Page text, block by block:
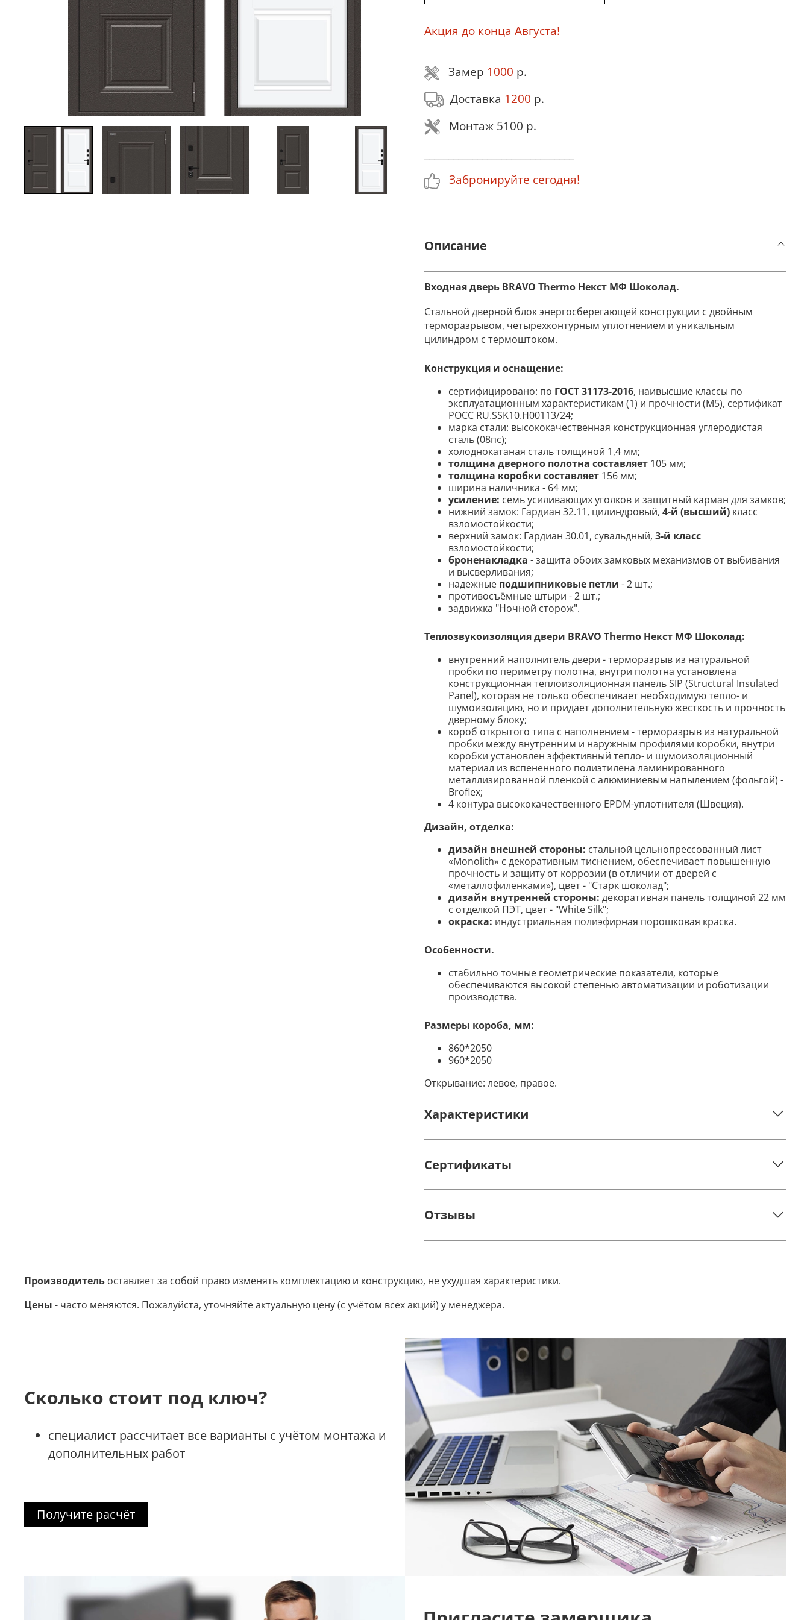
Акция до конца Августа!
Замер 1000 р.
Доставка 1200 р.
Монтаж 5100 р.
Забронируйте сегодня!
Описание
Входная дверь BRAVO Thermo Некст МФ Шоколад.
Стальной дверной блок энергосберегающей конструкции с двойным
терморазрывом, четырехконтурным уплотнением и уникальным
цилиндром с термоштоком.
Конструкция и оснащение:
сертифицировано: по ГОСТ 31173-2016, наивысшие классы по
эксплуатационным характеристикам (1) и прочности (М5), сертификат
POCC RU.SSK10.H00113/24;
марка стали: высококачественная конструкционная углеродистая
сталь (08пс);
холоднокатаная сталь толщиной 1,4 мм;
толщина дверного полотна составляет 105 мм;
толщина коробки составляет 156 мм;
ширина наличника - 64 мм;
усиление: семь усиливающих уголков и защитный карман для замков;
нижний замок: Гардиан 32.11, цилиндровый, 4-й (высший) класс
взломостойкости;
верхний замок: Гардиан 30.01, сувальдный, 3-й класс
взломостойкости;
броненакладка - защита обоих замковых механизмов от выбивания
и высверливания;
надежные подшипниковые петли - 2 шт.;
противосъёмные штыри - 2 шт.;
задвижка "Ночной сторож".
Теплозвукоизоляция двери BRAVO Thermo Некст МФ Шоколад:
внутренний наполнитель двери - терморазрыв из натуральной
пробки по периметру полотна, внутри полотна установлена
конструкционная теплоизоляционная панель SIP (Structural Insulated
Panel), которая не только обеспечивает необходимую тепло- и
шумоизоляцию, но и придает дополнительную жесткость и прочность
дверному блоку;
короб открытого типа с наполнением - терморазрыв из натуральной
пробки между внутренним и наружным профилями коробки, внутри
коробки установлен эффективный тепло- и шумоизоляционный
материал из вспененного полиэтилена ламинированного
металлизированной пленкой с алюминиевым напылением (фольгой) -
Broflex;
4 контура высококачественного EPDM-уплотнителя (Швеция).
Дизайн, отделка:
дизайн внешней стороны: стальной цельнопрессованный лист
«Monolith» с декоративным тиснением, обеспечивает повышенную
прочность и защиту от коррозии (в отличии от дверей с
«металлофиленками»), цвет - "Старк шоколад";
дизайн внутренней стороны: декоративная панель толщиной 22 мм
с отделкой ПЭТ, цвет - "White Silk";
окраска: индустриальная полиэфирная порошковая краска.
Особенности.
стабильно точные геометрические показатели, которые
обеспечиваются высокой степенью автоматизации и роботизации
производства.
Размеры короба, мм:
860*2050
960*2050
Открывание: левое, правое.
Характеристики
Сертификаты
Отзывы
Производитель оставляет за собой право изменять комплектацию и конструкцию, не ухудшая характеристики.
Цены - часто меняются. Пожалуйста, уточняйте актуальную цену (с учётом всех акций) у менеджера.
Сколько стоит под ключ?
специалист рассчитает все варианты с учётом монтажа и
дополнительных работ
Получите расчёт